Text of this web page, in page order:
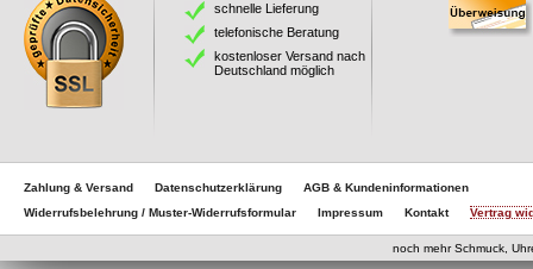
schnelle Lieferung
telefonische Beratung
kostenloser Versand nach
Deutschland möglich
Zahlung & Versand Datenschutzerklärung
AGB & Kundeninformationen
Widerrufsbelehrung / Muster-Widerrufsformular
Impressum Kontakt Vertrag
noch mehr Schmuck,